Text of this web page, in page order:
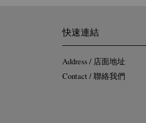
快速連結
Address / 店面地址
Contact / 聯絡我們